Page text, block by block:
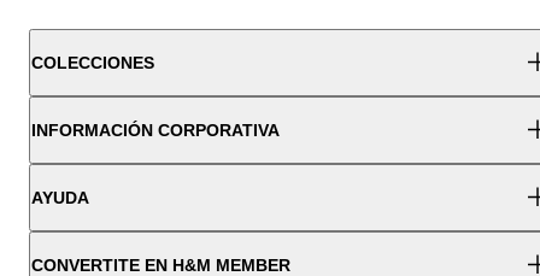
COLECCIONES
INFORMACIÓN CORPORATIVA
AYUDA
CONVERTITE EN H&M MEMBER